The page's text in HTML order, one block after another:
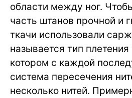
области между ног.
часть штанов прочной и
ткачи использовали
называется тип плетения
котором с каждой
система пересечения
несколько нитей.